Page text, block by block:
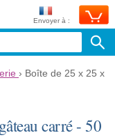
Envoyer à :
› Boîte de 25 x 25 x
carré - 50